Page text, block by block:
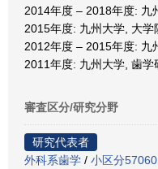
2014年度 – 2018年度: 九
2015年度: 九州大学, 大学
2012年度 – 2015年度: 九
2011年度: 九州大学, 歯学
審査区分/研究分野
研究代表者
外科系歯学 / 小区分